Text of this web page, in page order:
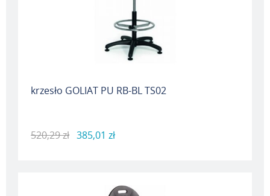
krzesło GOLIAT PU RB-BL TS02
520,29 zł 385,01 zł